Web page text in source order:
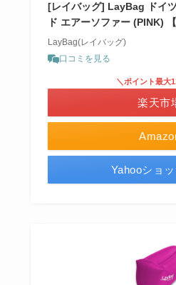
[レイバッグ] LayBag ドイ
ド エアーソファー (PINK)
LayBag(レイバッグ)
口コミを見る
＼ポイント最大
楽天市
Yahooショ